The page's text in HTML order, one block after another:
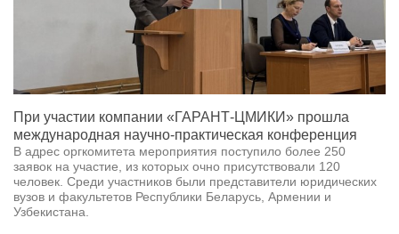
При участии компании «ГАРАНТ-ЦМИКИ» прошла
международная научно-практическая конференция
В адрес оргкомитета мероприятия поступило более 250
заявок на участие, из которых очно присутствовали 120
человек. Среди участников были представители юридических
вузов и факультетов Республики Беларусь, Армении и
Узбекистана.